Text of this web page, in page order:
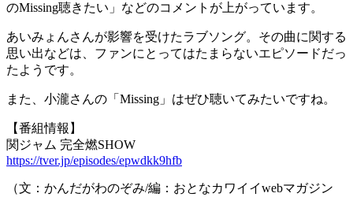
のMissing聴きたい」などのコメントが上がっています。
あいみょんさんが影響を受けたラブソング。その曲に関する
思い出などは、ファンにとってはたまらないエピソードだっ
たようです。
また、小瀧さんの「Missing」はぜひ聴いてみたいですね。
【番組情報】
関ジャム 完全燃SHOW
https://tver.jp/episodes/epwdkk9hfb
（文：かんだがわのぞみ/編：おとなカワイイwebマガジン